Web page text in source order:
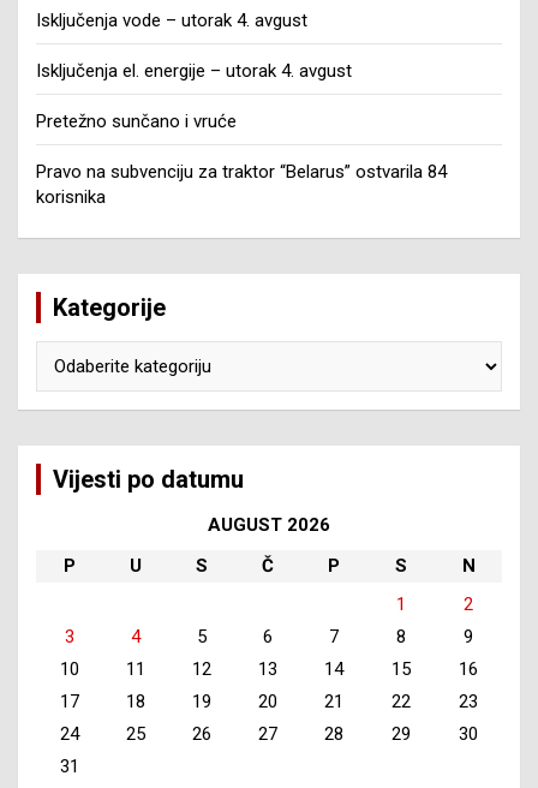
Isključenja vode – utorak 4. avgust
Isključenja el. energije – utorak 4. avgust
Pretežno sunčano i vruće
Pravo na subvenciju za traktor “Belarus” ostvarila 84
korisnika
Kategorije
Vijesti po datumu
AUGUST 2026
P
U S Č P S
N
1
2
3
4 5 6 7 8
9
10
11 12 13 14 15
16
17
18 19 20 21 22
23
24
25 26 27 28 29
30
31